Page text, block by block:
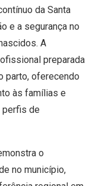
da Santa
e a segurança no
A
preparada
parto, oferecendo
às famílias e
perfis de
o
no município,